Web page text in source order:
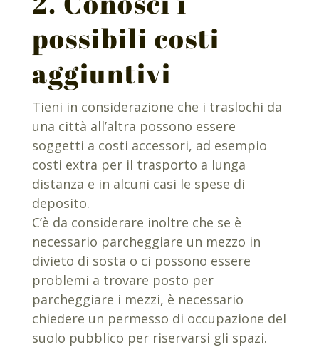
possibili costi
aggiuntivi
Tieni in considerazione che i traslochi da
una città all’altra possono essere
soggetti a costi accessori, ad esempio
costi extra per il trasporto a lunga
distanza e in alcuni casi le spese di
deposito.
C’è da considerare inoltre che se è
necessario parcheggiare un mezzo in
divieto di sosta o ci possono essere
problemi a trovare posto per
parcheggiare i mezzi, è necessario
chiedere un permesso di occupazione del
suolo pubblico per riservarsi gli spazi.